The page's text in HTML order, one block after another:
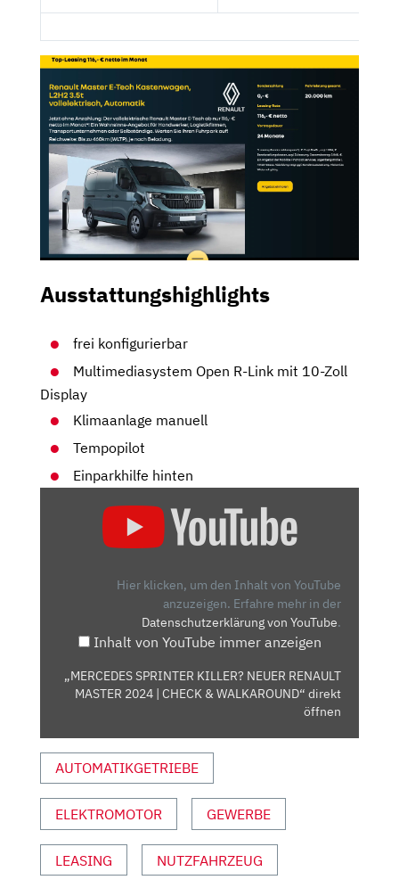
Ausstattungshighlights
frei konfigurierbar
Multimediasystem Open R-Link mit 10-Zoll
Display
Klimaanlage manuell
Tempopilot
Einparkhilfe hinten
SPRINTER
CHECK
YOUTUBE
ANZEIGEN
Hier klicken, um den Inhalt von YouTube
anzuzeigen. Erfahre mehr in der
Datenschutzerklärung von YouTube.
Inhalt von YouTube immer anzeigen
„MERCEDES SPRINTER KILLER? NEUER RENAULT
MASTER 2024 | CHECK & WALKAROUND“ direkt
öffnen
AUTOMATIKGETRIEBE
ELEKTROMOTOR GEWERBE
LEASING NUTZFAHRZEUG